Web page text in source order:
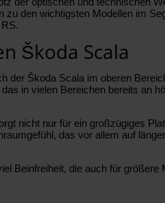
den wichtigsten Modellen im
Škoda Scala
der Škoda Scala im oberen
in vielen Bereichen bereits an
nicht nur für ein großzügiges
das vor allem auf
Beinfreiheit, die auch für